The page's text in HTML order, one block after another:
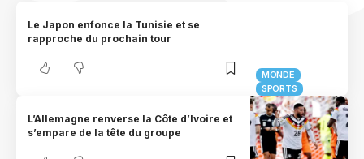
MONDE
SPORTS
Le Japon enfonce la Tunisie et se
rapproche du prochain tour
L’Allemagne renverse la Côte d’Ivoire et
s’empare de la tête du groupe